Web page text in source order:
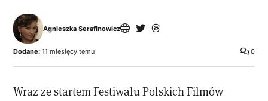
Agnieszka Serafinowicz
0
Dodane: 11 miesięcy temu
Wraz ze startem Festiwalu Polskich Filmów